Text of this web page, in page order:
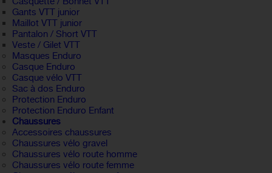
Gants VTT junior
Maillot VTT junior
Pantalon / Short VTT
Veste / Gilet VTT
Masques Enduro
Casque Enduro
Casque vélo VTT
Sac à dos Enduro
Protection Enduro
Protection Enduro Enfant
Chaussures
Accessoires chaussures
Chaussures vélo gravel
Chaussures vélo route homme
Chaussures vélo route femme